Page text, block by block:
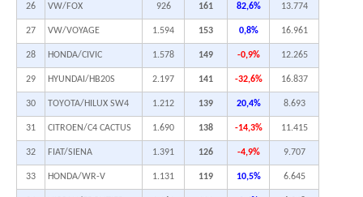
26 VW/FOX 926 161 82,6% 13.774
27 VW/VOYAGE 1.594 153 0,8% 16.961
28 HONDA/CIVIC 1.578 149 -0,9% 12.265
29 HYUNDAI/HB20S 2.197 141 -32,6% 16.837
30 TOYOTA/HILUX SW4 1.212 139 20,4% 8.693
31 CITROEN/C4 CACTUS 1.690 138 -14,3% 11.415
32 FIAT/SIENA 1.391 126 -4,9% 9.707
33 HONDA/WR-V 1.131 119 10,5% 6.645